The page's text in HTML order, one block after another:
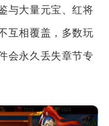
与大量元宝、红将
互相覆盖，多数玩
会永久丢失章节专